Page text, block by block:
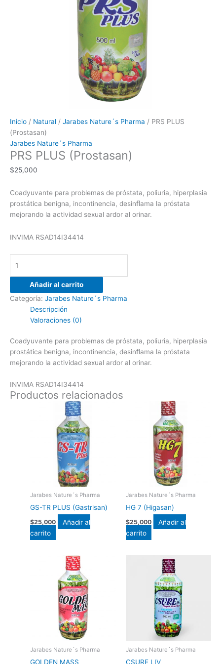
Inicio / Natural / Jarabes Nature´s Pharma / PRS PLUS
(Prostasan)
Jarabes Nature´s Pharma
PRS PLUS (Prostasan)
$25,000
Coadyuvante para problemas de próstata, poliuria, hiperplasia
prostática benigna, incontinencia, desinﬂama la próstata
mejorando la actividad sexual ardor al orinar.
INVIMA RSAD14I34414
Añadir al carrito
Categoría: Jarabes Nature´s Pharma
Descripción
Valoraciones (0)
Coadyuvante para problemas de próstata, poliuria, hiperplasia
prostática benigna, incontinencia, desinﬂama la próstata
mejorando la actividad sexual ardor al orinar.
INVIMA RSAD14I34414
Productos relacionados
Jarabes Nature´s Pharma
GS-TR PLUS (Gastrisan)
$25,000
Añadir al
carrito
Jarabes Nature´s Pharma
HG 7 (Higasan)
$25,000
Añadir al
carrito
Jarabes Nature´s Pharma
GOLDEN MASS
Jarabes Nature´s Pharma
CSURE LIV